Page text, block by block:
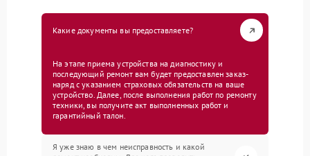
Какие документы вы предоставляете?
На этапе приема устройства на диагностику и
последующий ремонт вам будет предоставлен заказ-
наряд с указанием страховых обязательств на ваше
устройство. Далее, после выполнения работ по ремонту
техники, вы получите акт выполненных работ и
гарантийный талон.
Я уже знаю в чем неисправность и какой